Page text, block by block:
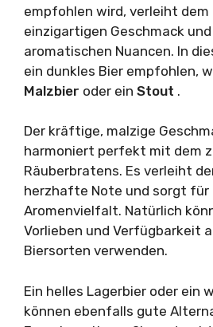
empfohlen wird, verleiht dem
einzigartigen Geschmack
aromatischen Nuancen. In
ein dunkles Bier empfohlen,
Malzbier oder ein Stout .
Der kräftige, malzige
harmoniert perfekt mit dem
Räuberbratens. Es verleiht
herzhafte Note und sorgt für
Aromenvielfalt. Natürlich
Vorlieben und Verfügbarkeit
Biersorten verwenden.
Ein helles Lagerbier oder ein
können ebenfalls gute